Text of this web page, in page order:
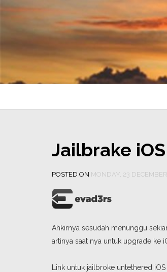
Jailbrake
POSTED ON MONDAY, 23
Ahkirnya sesudah menunggu
artinya saat nya untuk upgrade ke
Link untuk jailbroke untethered